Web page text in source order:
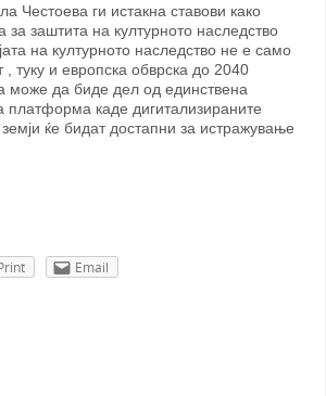
Честоева ги истакна ставови како
за заштита на културното наследство
на културното наследство не е само
туку и европска обврска до 2040
може да биде дел од единствена
платформа каде дигитализираните
ќе бидат достапни за истражување
Email